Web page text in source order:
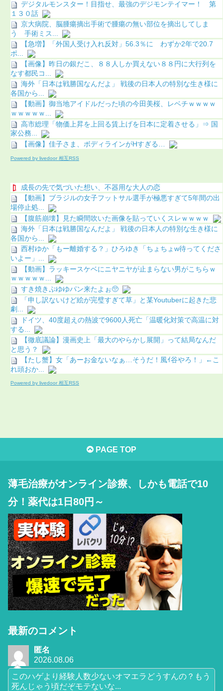
デジタルモンスター！目指せ、最強のデジモンテイマー！ 第
１３０話
京大病院、脳腫瘍摘出手術で腫瘍の無い部位を摘出してしま
う 手術ミス...
【急増】「外国人受け入れ反対」56.3％に わずか2年で20.7
ポ...
【画像】昨日の銀だこ、８８人しか買えない８８円に大行列を
なす都民コ...
海外「日本は戦勝国なんだよ」 戦後の日本人の特別な生き様に
各国から...
【動画】御当地アイドルだった頃の今田美桜、レベチｗｗｗｗ
ｗｗｗｗｗ...
高市総理「物価上昇を上回る賃上げを日本に定着させる」⇒ 国
家公務...
【画像】佳子さま、ボディラインがHすぎる…
Powered by livedoor 相互RSS
成長の先で気づいた想い、不器用な大人の恋
【動画】ブラジルの女子フットサル選手が極悪すぎて5年間の出
場停止処...
【腹筋崩壊】見た瞬間吹いた画像を貼っていくスレｗｗｗｗ
海外「日本は戦勝国なんだよ」 戦後の日本人の特別な生き様に
各国から...
西村ゆか「もー離婚する？」ひろゆき「ちょちょw待ってくださ
いよー」...
【動画】ラッキースケベにニヤニヤが止まらない男がこちらｗ
ｗｗｗｗｗ...
すき焼きぷゆゆパン来たよぉ🥺
「申し訳ないけど絵が完璧すぎて草」と某Youtuberに起きた悲
劇...
ドイツ、40度超えの熱波で9600人死亡「温暖化対策で高温に対
する...
【徹底議論】漫画史上「最大のやらかし展開」って結局なんだ
と思う？
【たし蟹】女「あーお金ないなぁ…そうだ！風ｲ谷やろ！」←こ
れ頭おか...
Powered by livedoor 相互RSS
PAGE TOP
薄毛治療がオンライン診療、しかも電話で10
分！薬代は1日80円～
最新のコメント
匿名
2026.08.06
このハゲより経験人数少ないオマエラどうすんの？もう
死んじゃう頃だぞモテないな...